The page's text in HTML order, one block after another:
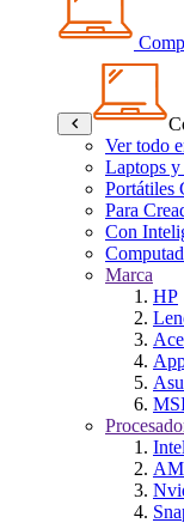
Ver todo
Laptops y
Portátiles
Para
Con
Marca
HP
Intel